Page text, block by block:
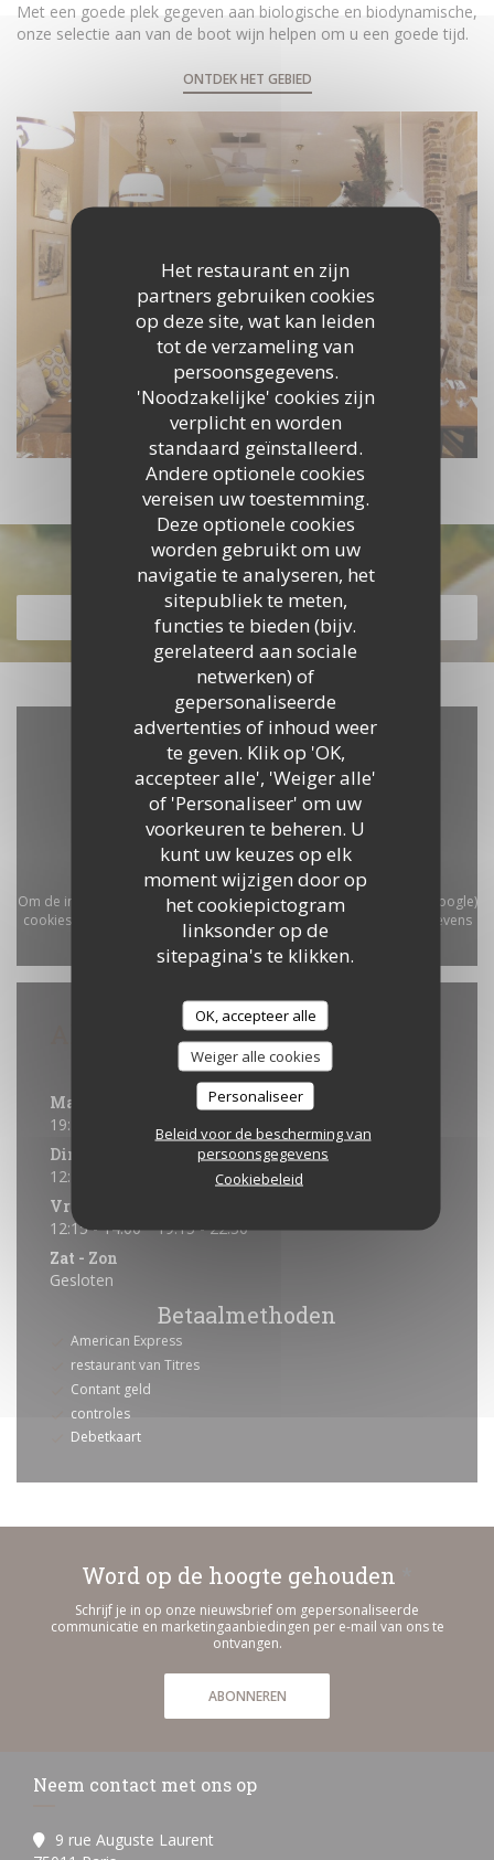
Het restaurant en zijn
partners gebruiken cookies
op deze site, wat kan leiden
tot de verzameling van
persoonsgegevens.
'Noodzakelijke' cookies zijn
verplicht en worden
standaard geïnstalleerd.
Andere optionele cookies
vereisen uw toestemming.
Deze optionele cookies
worden gebruikt om uw
navigatie te analyseren, het
sitepubliek te meten,
functies te bieden (bijv.
gerelateerd aan sociale
netwerken) of
gepersonaliseerde
advertenties of inhoud weer
te geven. Klik op 'OK,
accepteer alle', 'Weiger alle'
of 'Personaliseer' om uw
voorkeuren te beheren. U
kunt uw keuzes op elk
moment wijzigen door op
het cookiepictogram
linksonder op de
sitepagina's te klikken.
OK, accepteer alle
Weiger alle cookies
Personaliseer
Beleid voor de bescherming van
persoonsgegevens
Cookiebeleid
Met een goede plek gegeven aan biologische en biodynamische,
onze selectie aan van de boot wijn helpen om u een goede tijd.
ONTDEK HET GEBIED
Ontdek ons menu
ONTDEK ONS MENU
Om de interactieve Waze-kaart weer te geven, moet u Waze Map (Google)
cookies accepteren. Deze cookies kunnen navigatie- en locatiegegevens
verzamelen.
Toestaan
Algemene informatie
Openingstijden
Maandag
19:15 - 22:00
Din
12:15 - 14:00
19:15 - 22:00
Vrijdag
12:15 - 14:00 • 19:15 - 22:30
Zat - Zon
Gesloten
Betaalmethoden
American Express
restaurant van Titres
Contant geld
controles
Debetkaart
Word op de hoogte gehouden
Schrijf je in op onze nieuwsbrief om gepersonaliseerde
communicatie en marketingaanbiedingen per e-mail van ons te
ontvangen.
ABONNEREN
Neem contact met ons op
9 rue Auguste Laurent